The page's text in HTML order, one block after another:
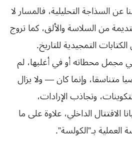
عن السذاجة التحليلية، فالمسار لا
من السلاسة والألق، كما تروج
التمجيدية للتاريخ.
مجمل محطاته أو في أغلبها، لم
متناسقا، وإنما كان — ولا يزال
وتجاذب الإرادات،
الاقتتال الداخلي، علاوة على ما
بـ”الكولسة”.